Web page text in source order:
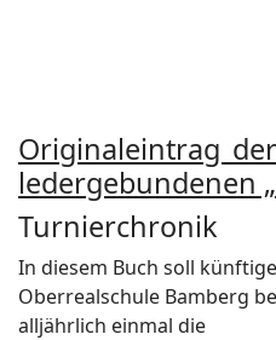
Originaleintrag
ledergebundenen
Turnierchronik
In diesem Buch soll
Oberrealschule Bamberg
alljährlich einmal die